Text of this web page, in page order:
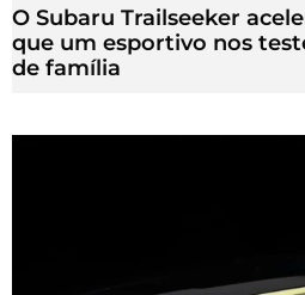
O Subaru Trailseeker
que um esportivo nos
de família